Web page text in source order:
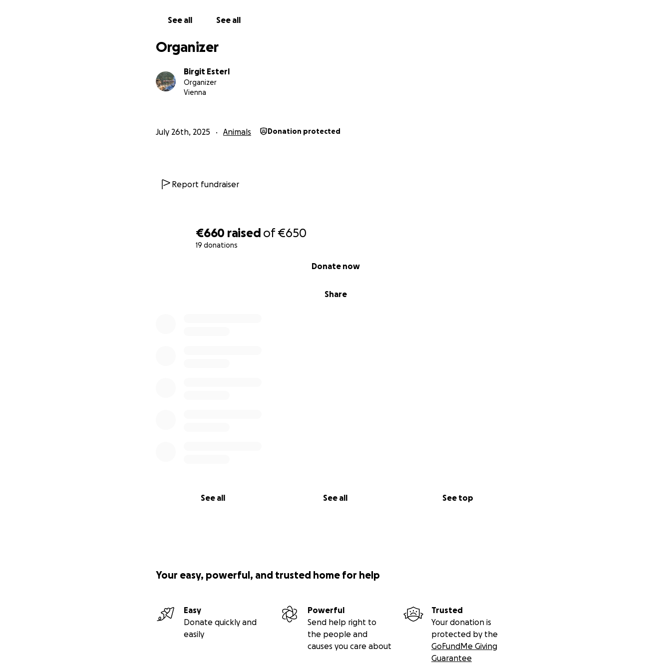
€660 raised of€650
19 donations
Share
Donate now
See all See all See top
Für Sicherheit. Für Würde. Für einen letzten Lebensabschnitt in Freiheit.
– Birgit ❤️
See all See all
Organizer
Birgit Esterl
Organizer
Vienna
July 26th, 2025 Animals Donation protected
Report fundraiser
Your easy, powerful, and trusted home for help
Easy
Donate quickly and
easily
Powerful
Send help right to
the people and
causes you care about
Trusted
Your donation is
protected by the
GoFundMe Giving
Guarantee